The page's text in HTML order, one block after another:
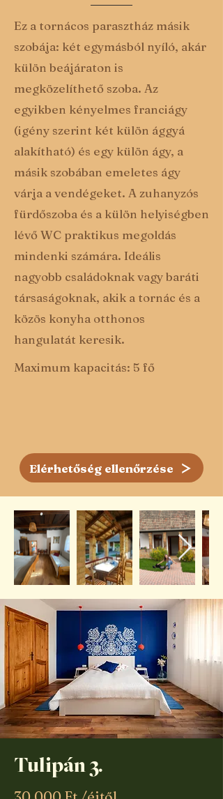
Ez a tornácos parasztház másik
szobája: két egymásból nyíló, akár
külön beájáraton is
megközelíthető szoba. Az
egyikben kényelmes franciágy
(igény szerint két külön ággyá
alakítható) és egy külön ágy, a
másik szobában emeletes ágy
várja a vendégeket. A zuhanyzós
fürdőszoba és a külön helyiségben
lévő WC praktikus megoldás
mindenki számára. Ideális
nagyobb családoknak vagy baráti
társaságoknak, akik a tornác és a
közös konyha otthonos
hangulatát keresik.
Maximum kapacitás: 5 fő
Elérhetőség ellenőrzése
Tulipán 3.